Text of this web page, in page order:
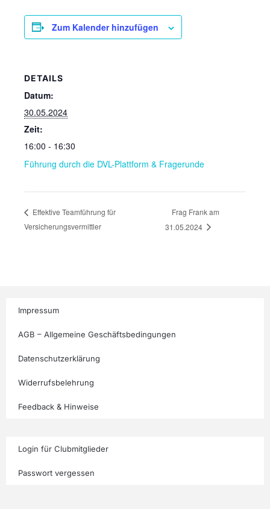
Zum Kalender hinzufügen
DETAILS
Datum:
30.05.2024
Zeit:
16:00 - 16:30
Führung durch die DVL-Plattform & Fragerunde
Effektive Teamführung für
Versicherungsvermittler
Frag Frank am
31.05.2024
Impressum
AGB – Allgemeine Geschäftsbedingungen
Datenschutzerklärung
Widerrufsbelehrung
Feedback & Hinweise
Login für Clubmitglieder
Passwort vergessen